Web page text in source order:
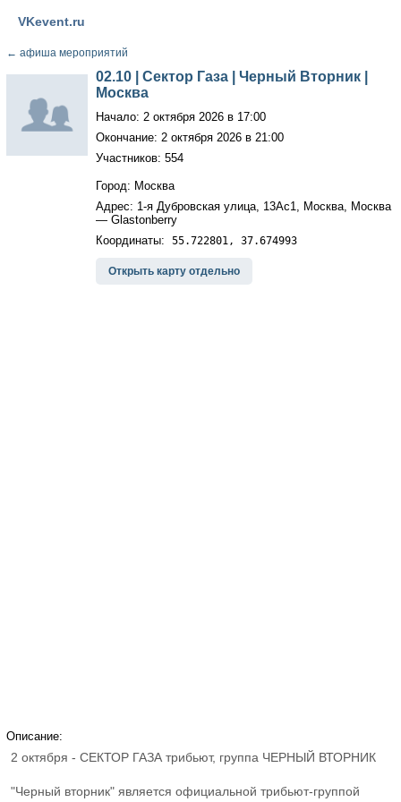
VKevent.ru
← афиша мероприятий
02.10 | Cектор Газа | Черный Вторник |
Москва
Начало: 2 октября 2026 в 17:00
Окончание: 2 октября 2026 в 21:00
Участников: 554
Город: Москва
Адрес: 1-я Дубровская улица, 13Ас1, Москва, Москва
— Glastonberry
Координаты: 55.722801, 37.674993
Открыть карту отдельно
Описание:
2 октября - СЕКТОР ГАЗА трибьют, группа ЧЕРНЫЙ ВТОРНИК
"Черный вторник" является официальной трибьют-группой